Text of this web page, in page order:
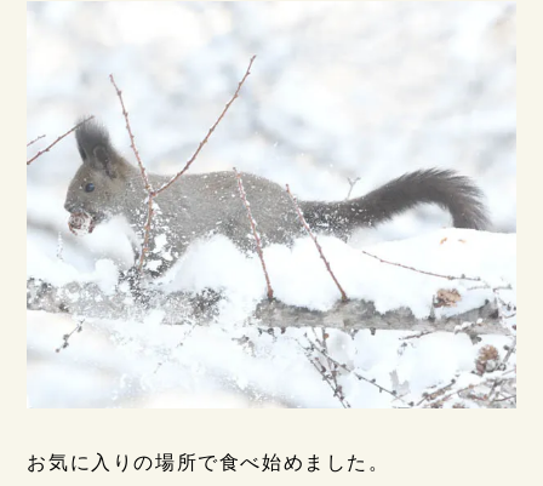
お気に入りの場所で食べ始めました。